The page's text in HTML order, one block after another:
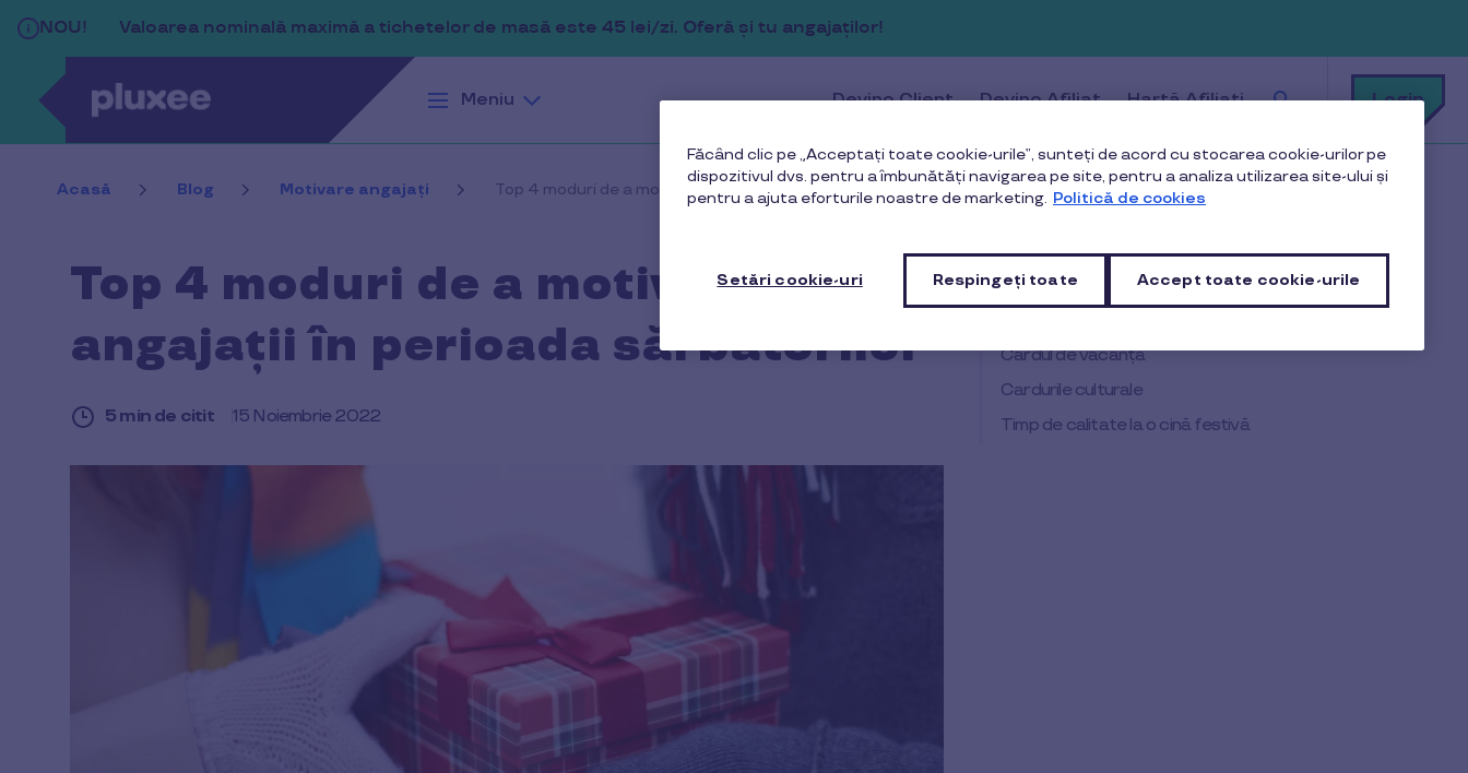
Sari la conținutul principal
Meniu Devino Client Devino Afiliat Hartă Afiliați
ce
ajuta?
Login
Acasă Blog Motivare angajați Top 4 moduri de a motiva angajații în perioada sărbătorilor
Top 4 moduri de a motiva
angajații în perioada sărbătorilor
5 min de citit 15 Noiembrie 2022
Cuprins
Cardul de vacanță
Cardurile culturale
Timp de calitate la o cină festivă
NOU! Valoarea nominală maximă a tichetelor de masă este 45 lei/zi. Oferă și tu angajaților!
Făcând clic pe „Acceptați toate cookie-urile”, sunteți de acord cu stocarea cookie-urilor pe
dispozitivul dvs. pentru a îmbunătăți navigarea pe site, pentru a analiza utilizarea site-ului și
pentru a ajuta eforturile noastre de marketing. Politică de cookies
Setări cookie-uri Respingeți toate Accept toate cookie-urile